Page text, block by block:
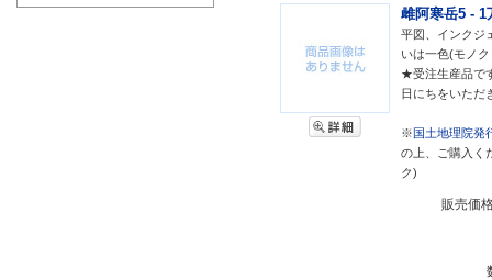
雌阿寒岳5 - 1
平図、インクジ
いは一色(モノ
★受注生産品で
日にちをいただ
※ 国土地理院発
の上、ご購入く
ク)
販売価